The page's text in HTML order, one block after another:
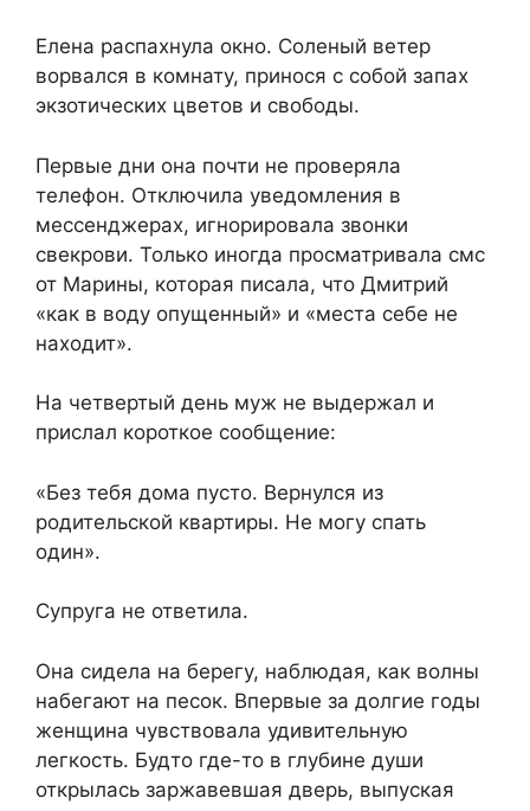
Елена распахнула окно. Соленый ветер
ворвался в комнату, принося с собой запах
экзотических цветов и свободы.
Первые дни она почти не проверяла
телефон. Отключила уведомления в
мессенджерах, игнорировала звонки
свекрови. Только иногда просматривала смс
от Марины, которая писала, что Дмитрий
«как в воду опущенный» и «места себе не
находит».
На четвертый день муж не выдержал и
прислал короткое сообщение:
«Без тебя дома пусто. Вернулся из
родительской квартиры. Не могу спать
один».
Супруга не ответила.
Она сидела на берегу, наблюдая, как волны
набегают на песок. Впервые за долгие годы
женщина чувствовала удивительную
легкость. Будто где-то в глубине души
открылась заржавевшая дверь, выпуская